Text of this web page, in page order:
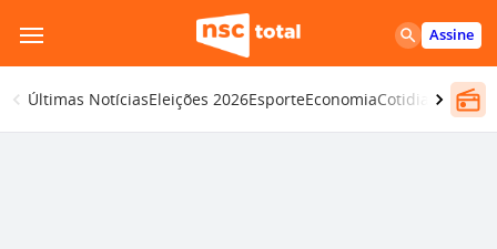
para
o
conteúdo
Assine
Últimas NotíciasEleições 2026EsporteEconomiaCotidiano